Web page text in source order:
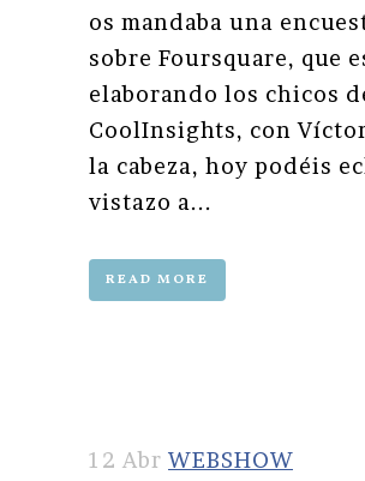
os mandaba una
sobre Foursquare, que
elaborando los chicos
CoolInsights, con
la cabeza, hoy podéis
vistazo a...
READ MORE
12 Abr WEBSHOW